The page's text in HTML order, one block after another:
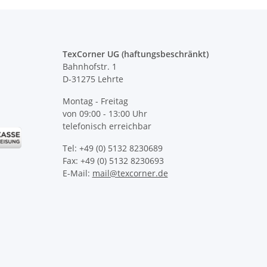
TexCorner UG (haftungsbeschränkt)
Bahnhofstr. 1
D-31275 Lehrte
Montag - Freitag
von 09:00 - 13:00 Uhr
telefonisch erreichbar
Tel: +49 (0) 5132 8230689
Fax: +49 (0) 5132 8230693
E-Mail: mail@texcorner.de